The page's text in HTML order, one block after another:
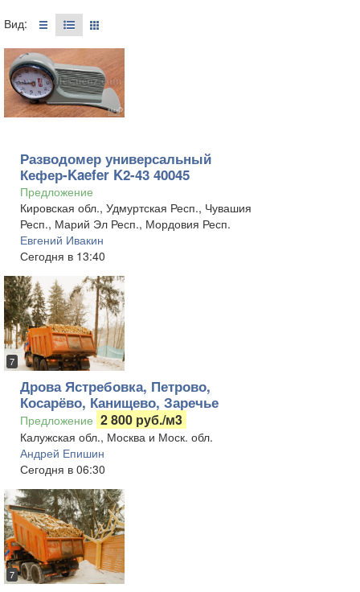
Вид:
Разводомер универсальный
Кефер-Kaefer K2-43 40045
Предложение
Кировская обл., Удмуртская Респ., Чувашия
Респ., Марий Эл Респ., Мордовия Респ.
Евгений Ивакин
Сегодня в 13:40
7
Дрова Ястребовка, Петрово,
Косарёво, Канищево, Заречье
Предложение 2 800 руб./м3
Калужская обл., Москва и Моск. обл.
Андрей Епишин
Сегодня в 06:30
7